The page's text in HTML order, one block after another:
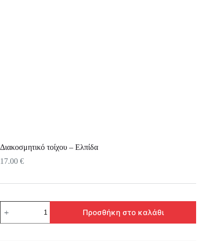
Διακοσμητικό τοίχου – Ελπίδα
17.00 €
τοίχου
-
Προσθήκη στο καλάθι